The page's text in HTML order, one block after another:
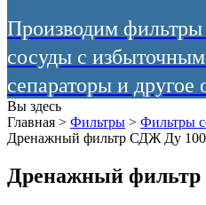
Производим
сосуды с
сепараторы и другое
Вы здесь
Главная > Фильтры > Фильтры
Дренажный фильтр СДЖ Ду
Дренажный